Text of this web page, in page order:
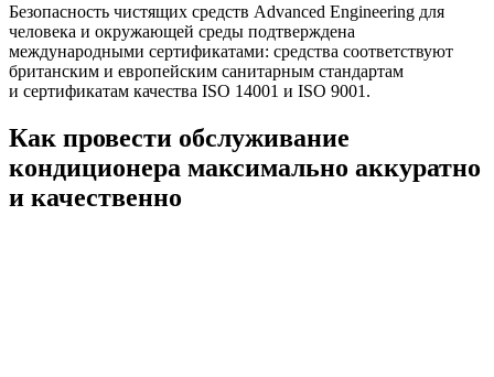
Безопасность чистящих средств Advanced Engineering для
человека и окружающей среды подтверждена
международными сертификатами: средства соответствуют
британским и европейским санитарным стандартам
и сертификатам качества ISO 14001 и ISO 9001.
Как провести обслуживание
кондиционера максимально аккуратно
и качественно